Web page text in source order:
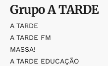
GrupoA TARDE
A TARDE
A TARDE FM
MASSA!
A TARDE EDUCAÇÃO